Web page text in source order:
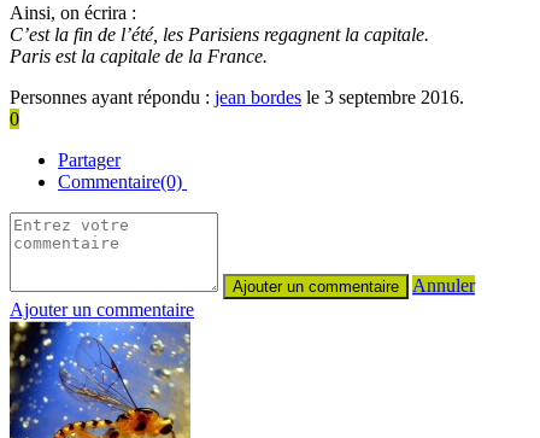
Ainsi, on écrira :
C’est la fin de l’été, les Parisiens regagnent la capitale.
Paris est la capitale de la France.
Personnes ayant répondu : jean bordes le 3 septembre 2016.
0
Partager
Commentaire(0)
Annuler
Ajouter un commentaire